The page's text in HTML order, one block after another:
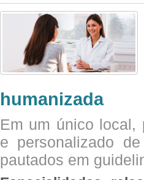
humanizada
Em um único local,
e personalizado
pautados em